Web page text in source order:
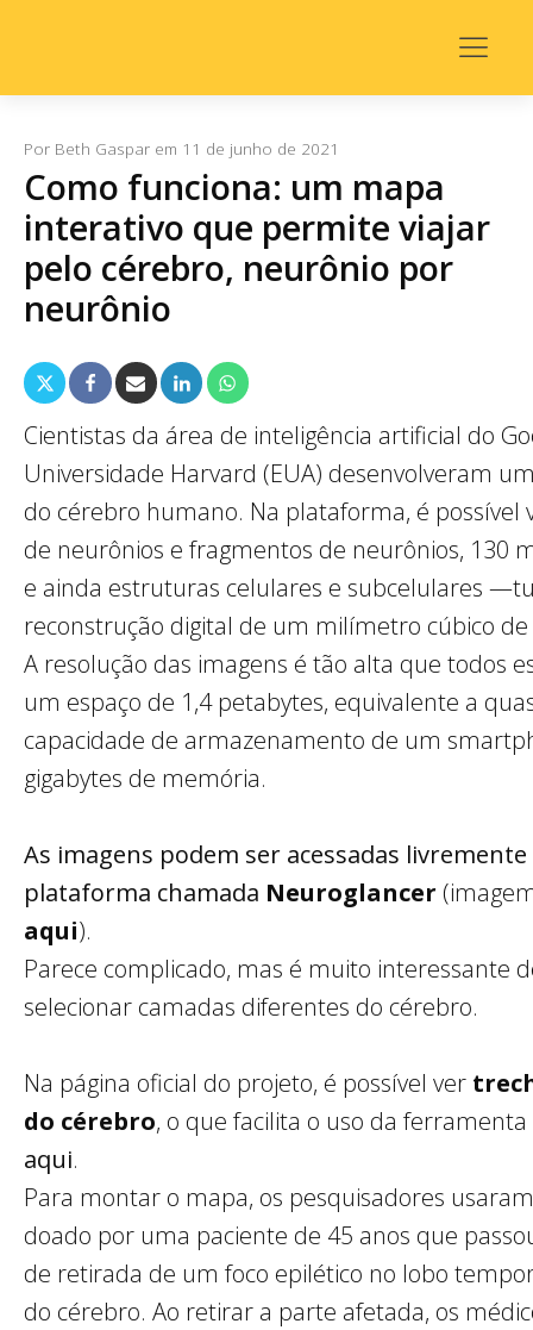
Por Beth Gaspar em 11 de junho de 2021
Como funciona: um mapa
interativo que permite viajar
pelo cérebro, neurônio por
neurônio
Cientistas da área de inteligência artificial do
Universidade Harvard (EUA) desenvolveram
do cérebro humano. Na plataforma, é possível
de neurônios e fragmentos de neurônios, 130
e ainda estruturas celulares e subcelulares
reconstrução digital de um milímetro cúbico
A resolução das imagens é tão alta que todos
um espaço de 1,4 petabytes, equivalente a
capacidade de armazenamento de um
gigabytes de memória.
As imagens podem ser acessadas
plataforma chamada Neuroglancer
aqui).
Parece complicado, mas é muito interessante
selecionar camadas diferentes do cérebro.
Na página oficial do projeto, é possível ver
do cérebro, o que facilita o uso da ferramenta
aqui.
Para montar o mapa, os pesquisadores
doado por uma paciente de 45 anos que
de retirada de um foco epilético no lobo
do cérebro. Ao retirar a parte afetada, os